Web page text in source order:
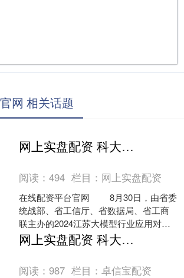
网 相关话题
网上实盘配资 科大讯飞、浪潮云等龙头企业纷纷落子，南京玄武大模型产业初露峥嵘
阅读：494 栏目： 网上实盘配资
在线配资平台官网 8月30日，由省委
统战部、省工信厅、省数据局、省工商
联主办的2024江苏大模型行业应用对接
会在南京玄武区举行，通过大模型行业
与制造业企业深度融合，引领带
网上实盘配资 科大讯飞、浪潮云等龙头企业纷纷落子，南京玄武大模型产业初露峥嵘
阅读：987 栏目：卓信宝配资